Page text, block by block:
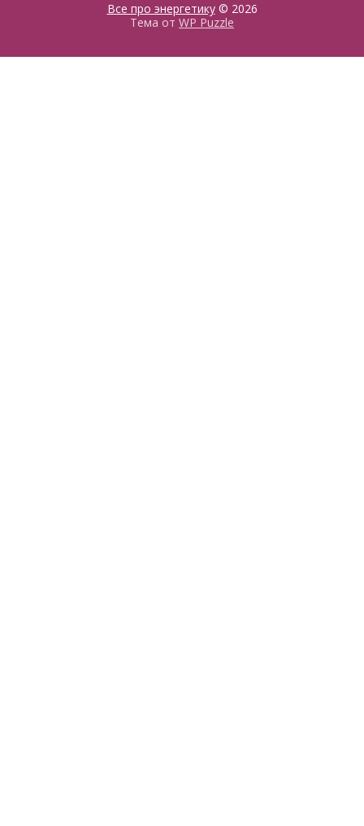
Все про энергетику© 2026
Тема от WP Puzzle